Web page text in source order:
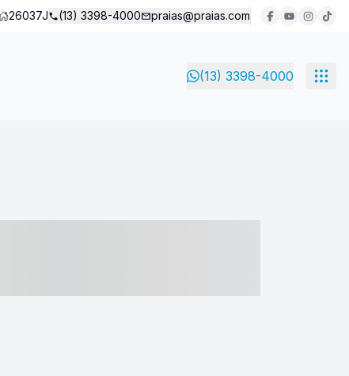
26037J (13) 3398-4000 praias@praias.com
(13) 3398-4000